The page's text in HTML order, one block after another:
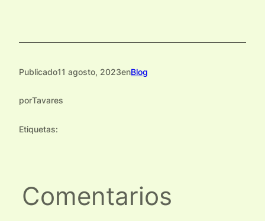
Publicado11 agosto, 2023enBlog
porTavares
Etiquetas:
Comentarios